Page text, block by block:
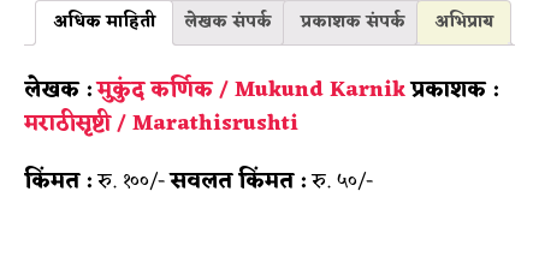
अधिक माहिती लेखक संपर्क प्रकाशक संपर्क अभिप्राय
लेखक :मुकुंद कर्णिक / Mukund Karnikप्रकाशक :
मराठीसृष्टी / Marathisrushti
किंमत :रु. १००/-सवलत किंमत :रु. ५०/-